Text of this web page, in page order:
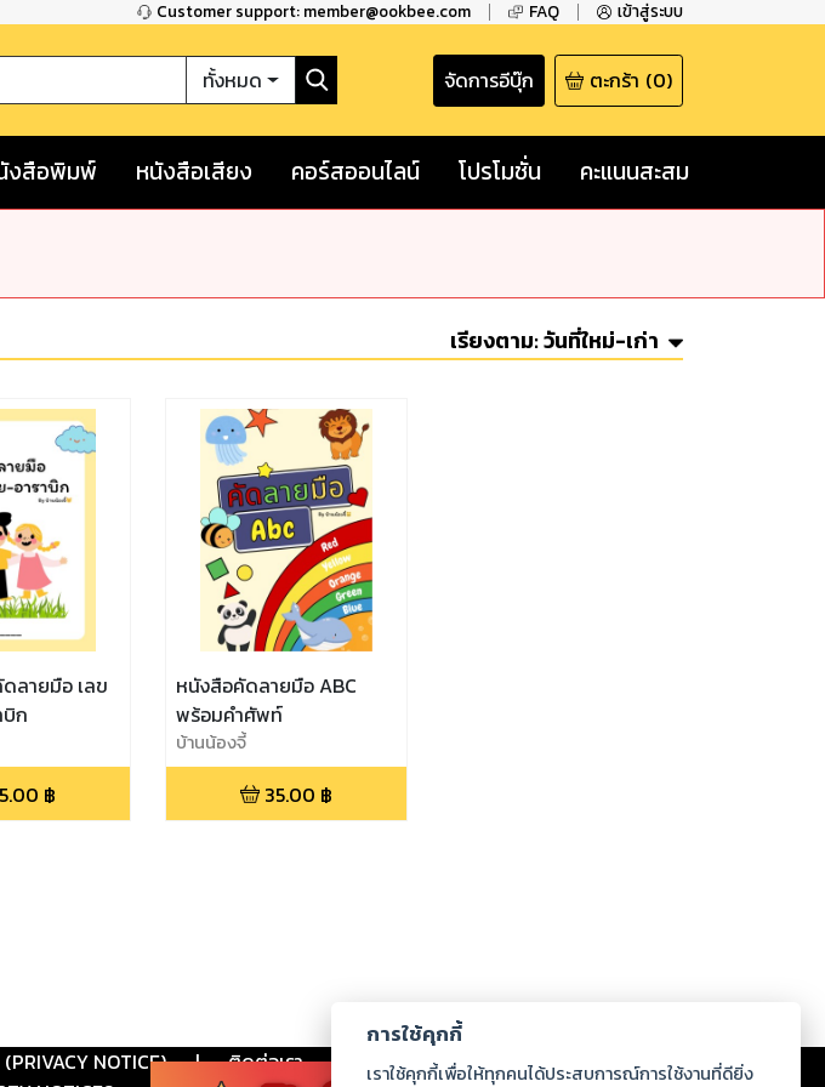
Customer support: member@ookbee.com FAQ เข้าสู่ระบบ
ทั้งหมด จัดการอีบุ๊ก ตะกร้า (0)
งสือพิมพ์ หนังสือเสียง คอร์สออนไลน์ โปรโมชั่น คะแนนสะสม
เรียงตาม:วันที่ใหม่-เก่า
ลายมือ เลข
บิก
฿
หนังสือคัดลายมือ ABC
พร้อมคำศัพท์
บ้านน้องจี้
35.00 ฿
NOTICE) | ติดต่อเรา ร่วมงานกับเรา ดาวน์โหลด
การใช้คุกกี้
เราใช้คุกกี้เพื่อให้ทุกคนได้ประสบการณ์การใช้งานที่ดียิ่ง